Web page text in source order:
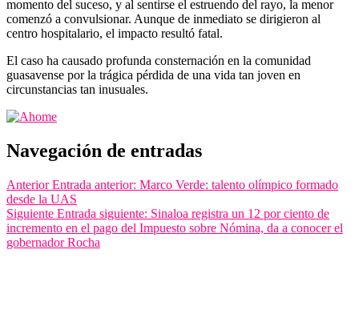
momento del suceso, y al sentirse el estruendo del rayo, la menor
comenzó a convulsionar. Aunque de inmediato se dirigieron al
centro hospitalario, el impacto resultó fatal.
El caso ha causado profunda consternación en la comunidad
guasavense por la trágica pérdida de una vida tan joven en
circunstancias tan inusuales.
Navegación de entradas
Anterior Entrada anterior: Marco Verde: talento olímpico formado
desde la UAS
Siguiente Entrada siguiente: Sinaloa registra un 12 por ciento de
incremento en el pago del Impuesto sobre Nómina, da a conocer el
gobernador Rocha